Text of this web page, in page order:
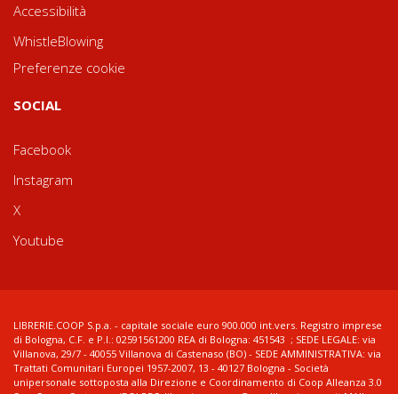
Accessibilità
WhistleBlowing
Preferenze cookie
SOCIAL
Facebook
Instagram
X
Youtube
LIBRERIE.COOP S.p.a. - capitale sociale euro 900.000 int.vers. Registro imprese
di Bologna, C.F. e P.I.: 02591561200 REA di Bologna: 451543 ; SEDE LEGALE: via
Villanova, 29/7 - 40055 Villanova di Castenaso (BO) - SEDE AMMINISTRATIVA: via
Trattati Comunitari Europei 1957-2007, 13 - 40127 Bologna - Società
unipersonale sottoposta alla Direzione e Coordinamento di Coop Alleanza 3.0